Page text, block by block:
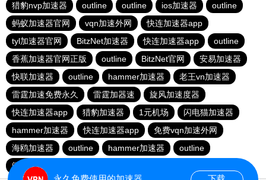
猎豹nvp加速器
outline outline ios加速器
outline
蚂蚁加速器官网
vqn加速外网
快连加速器app
tyl加速器官网
BitzNet加速器 快连加速器app
outline
香蕉加速器官网正版
outline BitzNet官网
安易加速器
快联加速器
outline hammer加速器
老王vn加速器
雷霆加速免费永久
雷霆加器速
旋风加速度器
快连加速器app
猎豹加速器 1元机场
闪电猫加速器
hammer加速器
快连加速器app
免费vqn加速外网
海鸥加速器
outline hammer加速器
outline
闪电猫加速器